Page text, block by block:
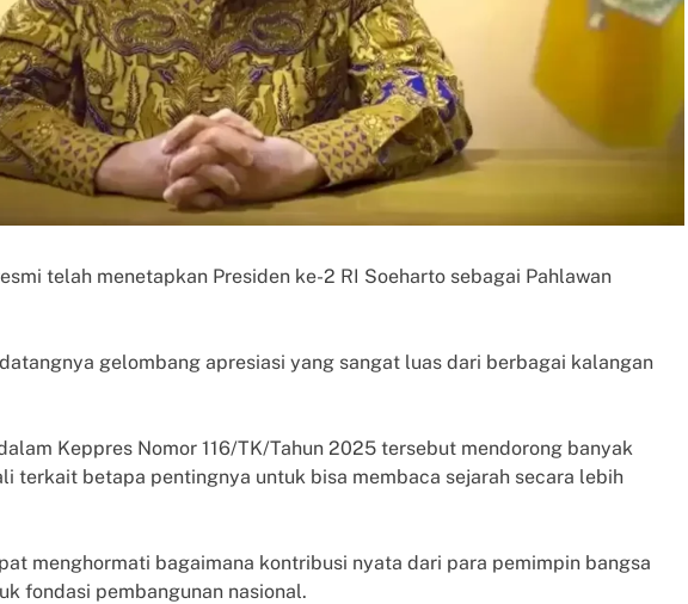
telah menetapkan Presiden ke-2 RI Soeharto sebagai Pahlawan
gelombang apresiasi yang sangat luas dari berbagai kalangan
Keppres Nomor 116/TK/Tahun 2025 tersebut mendorong banyak
terkait betapa pentingnya untuk bisa membaca sejarah secara lebih
menghormati bagaimana kontribusi nyata dari para pemimpin bangsa
fondasi pembangunan nasional.